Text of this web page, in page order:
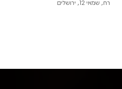
רח, שמאי 12, ירושלים